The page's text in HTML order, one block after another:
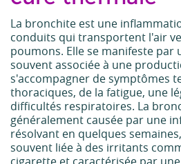
La bronchite est une
conduits qui transportent l'air
poumons. Elle se manifeste par
souvent associée à une
s'accompagner de symptômes
thoraciques, de la fatigue, une
difficultés respiratoires. La
généralement causée par une
résolvant en quelques
souvent liée à des irritants